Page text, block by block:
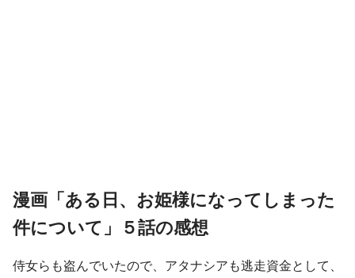
漫画「ある日、お姫様になってしまった
件について」５話の感想
侍女らも盗んでいたので、アタナシアも逃走資金として、